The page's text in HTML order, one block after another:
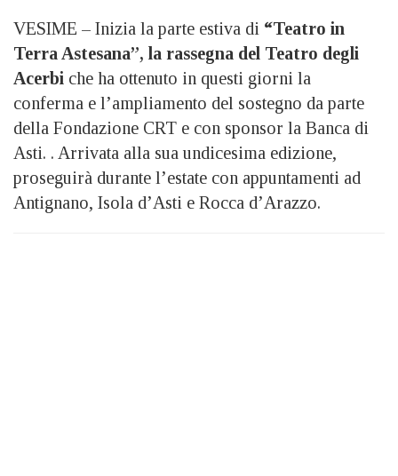
VESIME – Inizia la parte estiva di “Teatro in
Terra Astesana”, la rassegna del Teatro degli
Acerbi che ha ottenuto in questi giorni la
conferma e l’ampliamento del sostegno da parte
della Fondazione CRT e con sponsor la Banca di
Asti. . Arrivata alla sua undicesima edizione,
proseguirà durante l’estate con appuntamenti ad
Antignano, Isola d’Asti e Rocca d’Arazzo.